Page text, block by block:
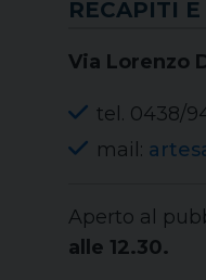
RECAPITI E
Via Lorenzo
tel. 0438/
mail:
Aperto al
alle 12.30.